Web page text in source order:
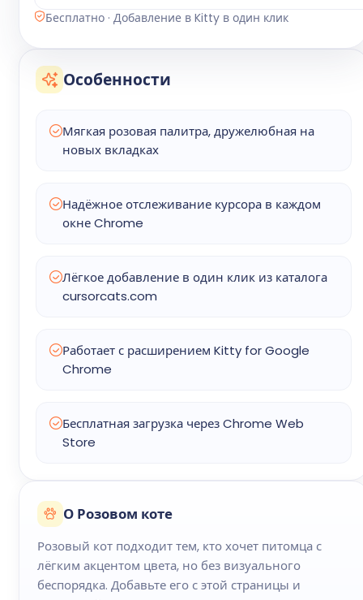
Бесплатно · Добавление в Kitty в один клик
Особенности
Мягкая розовая палитра, дружелюбная на
новых вкладках
Надёжное отслеживание курсора в каждом
окне Chrome
Лёгкое добавление в один клик из каталога
cursorcats.com
Работает с расширением Kitty for Google
Chrome
Бесплатная загрузка через Chrome Web
Store
О Розовом коте
Розовый кот подходит тем, кто хочет питомца с
лёгким акцентом цвета, но без визуального
беспорядка. Добавьте его с этой страницы и